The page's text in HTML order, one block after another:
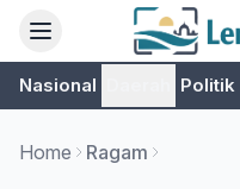
Nasional Politik
Home Ragam